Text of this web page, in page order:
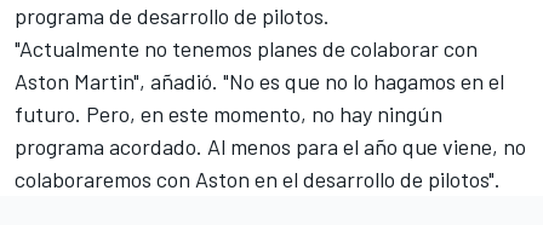
programa de desarrollo de pilotos.
"Actualmente no tenemos planes de colaborar con
Aston Martin", añadió. "No es que no lo hagamos en el
futuro. Pero, en este momento, no hay ningún
programa acordado. Al menos para el año que viene, no
colaboraremos con Aston en el desarrollo de pilotos".